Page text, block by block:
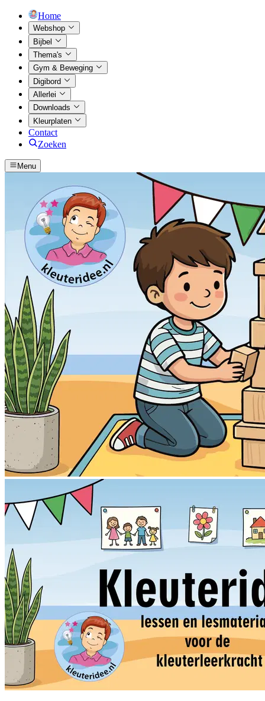
Home
Webshop
Bijbel
Thema's
Gym & Beweging
Digibord
Allerlei
Downloads
Kleurplaten
Contact
Zoeken
Menu